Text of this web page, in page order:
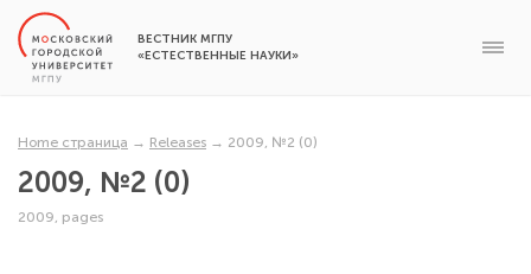
ВЕСТНИК МГПУ
«ЕСТЕСТВЕННЫЕ НАУКИ»
Home страница → Releases → 2009, №2 (0)
2009, №2 (0)
2009, pages